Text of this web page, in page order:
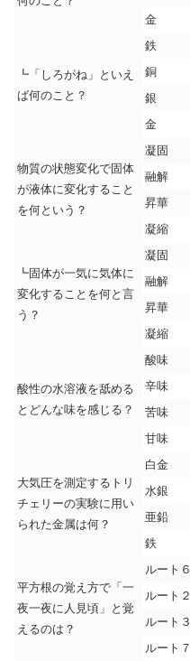
金
┗「しろがね」といえ
ば何のこと？
鉄
銅
銀
金
物質の状態変化で固体
が液体に変化すること
を何という？
凝固
融解
昇華
凝縮
┗固体が一気に気体に
変化することを何と言
う？
凝固
融解
昇華
凝縮
酸性の水溶液を舐める
とどんな味を感じる？
酸味
辛味
苦味
甘味
大気圧を測定するトリ
チェリーの実験に用い
られた金属は何？
白金
水銀
亜鉛
鉄
平方根の覚え方で「一
夜一夜に人見頃」と覚
えるのは？
ルート６
ルート２
ルート３
ルート７